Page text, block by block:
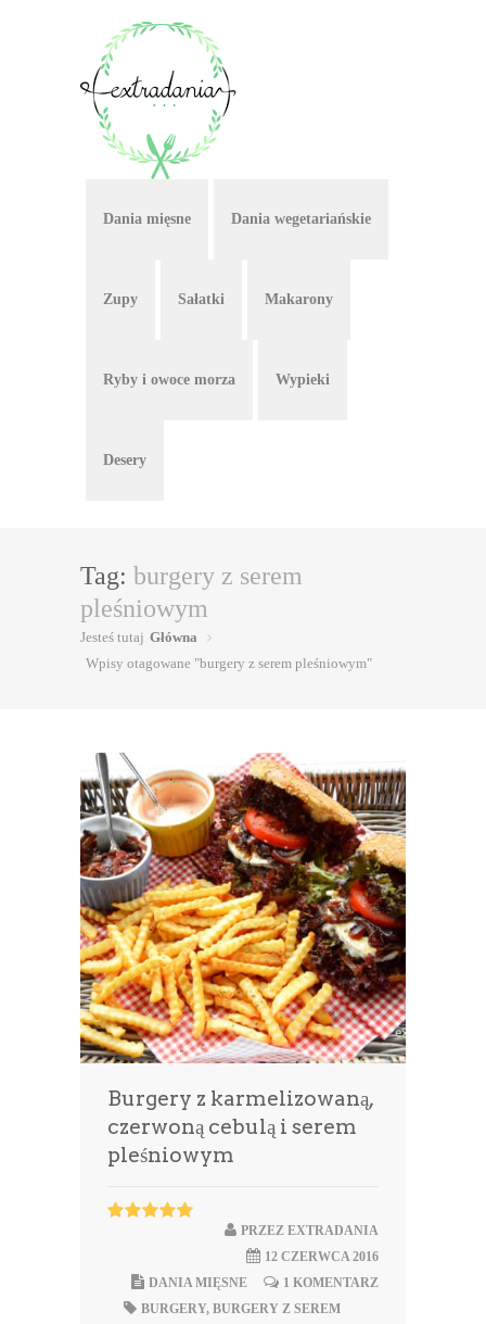
Dania mięsne Dania wegetariańskie
Zupy Sałatki Makarony
Ryby i owoce morza Wypieki
Desery
Tag: burgery z serem
pleśniowym
Jesteś tutaj Główna
Wpisy otagowane "burgery z serem pleśniowym"
Burgery z karmelizowaną,
czerwoną cebulą i serem
pleśniowym
PRZEZ EXTRADANIA
12 CZERWCA 2016
1 KOMENTARZ
DANIA MIĘSNE
BURGERY, BURGERY Z SEREM